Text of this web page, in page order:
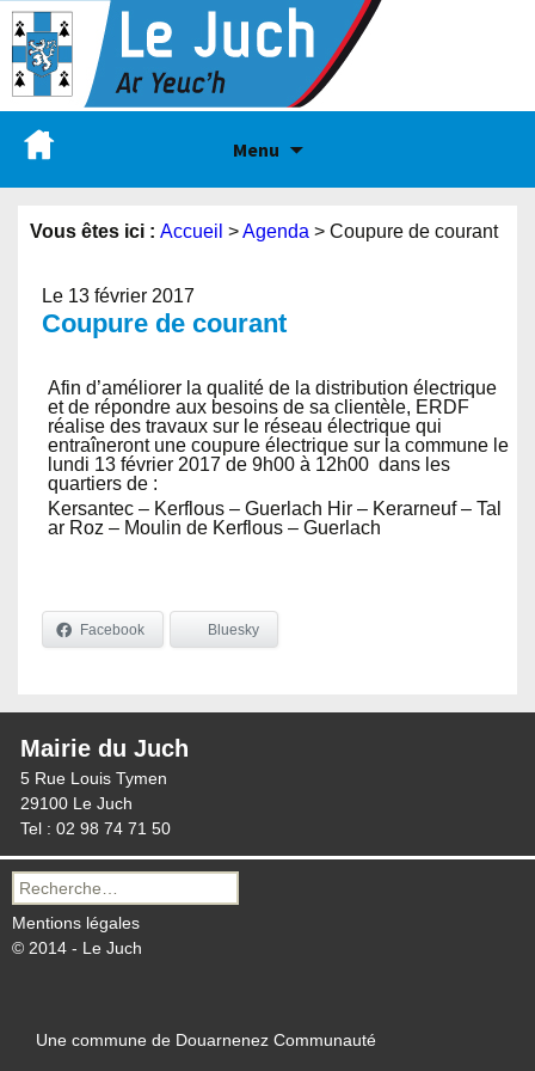
Menu
Vous êtes ici : Accueil >Agenda > Coupure de courant
Le 13 février 2017
Coupure de courant
Afin d’améliorer la qualité de la distribution électrique
et de répondre aux besoins de sa clientèle, ERDF
réalise des travaux sur le réseau électrique qui
entraîneront une coupure électrique sur la commune le
lundi 13 février 2017 de 9h00 à 12h00 dans les
quartiers de :
Kersantec – Kerflous – Guerlach Hir – Kerarneuf – Tal
ar Roz – Moulin de Kerflous – Guerlach
Facebook Bluesky
Mairie du Juch
5 Rue Louis Tymen
29100 Le Juch
Tel : 02 98 74 71 50
Recherche
pour :
Mentions légales
© 2014 - Le Juch
Une commune de Douarnenez Communauté